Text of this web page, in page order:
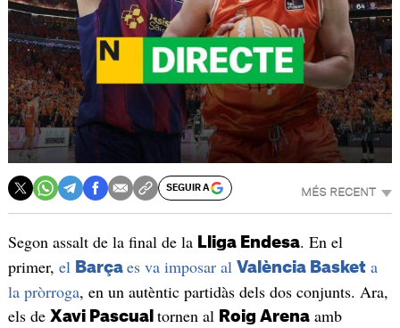
SEGUIR A MÉS RECENT
Segon assalt de la final de la Lliga Endesa. En el
primer, el Barça es va imposar al València Basketa
la pròrroga, en un autèntic partidàs dels dos conjunts. Ara,
els de Xavi Pascual tornen al Roig Arenaamb